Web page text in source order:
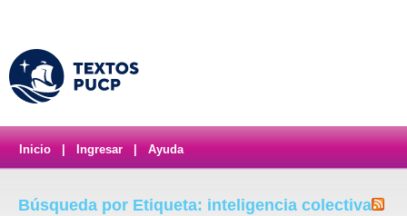
Inicio Ingresar Ayuda
Búsqueda por Etiqueta: inteligencia colectiva